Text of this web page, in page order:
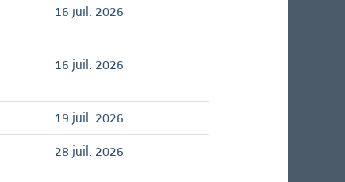
16 juil. 2026
16 juil. 2026
19 juil. 2026
28 juil. 2026